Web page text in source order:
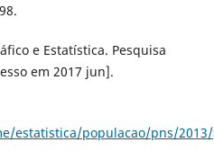
e Estatística. Pesquisa
em 2017 jun].
estatistica/populacao/pns/2013/